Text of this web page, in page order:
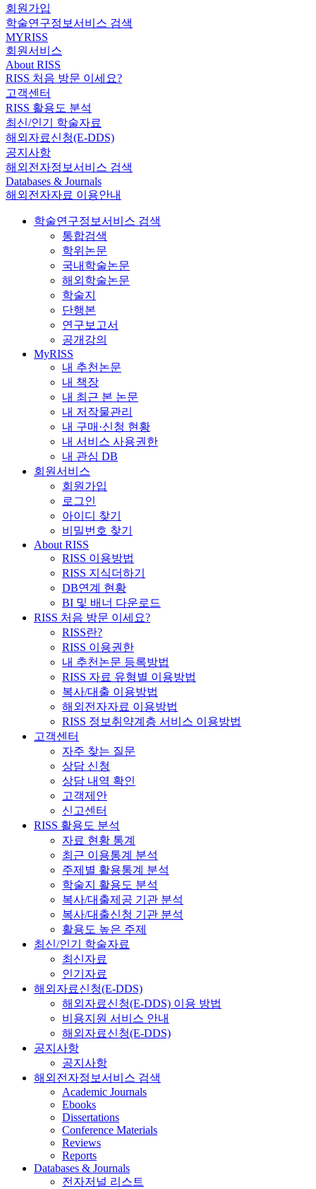
회원가입
학술연구정보서비스 검색
MYRISS
회원서비스
About RISS
RISS 처음 방문 이세요?
고객센터
RISS 활용도 분석
최신/인기 학술자료
해외자료신청(E-DDS)
공지사항
해외전자정보서비스 검색
Databases & Journals
해외전자자료 이용안내
학술연구정보서비스 검색
통합검색
학위논문
국내학술논문
해외학술논문
학술지
단행본
연구보고서
공개강의
MyRISS
내 추천논문
내 책장
내 최근 본 논문
내 저작물관리
내 구매·신청 현황
내 서비스 사용권한
내 관심 DB
회원서비스
회원가입
로그인
아이디 찾기
비밀번호 찾기
About RISS
RISS 이용방법
RISS 지식더하기
DB연계 현황
BI 및 배너 다운로드
RISS 처음 방문 이세요?
RISS란?
RISS 이용권한
내 추천논문 등록방법
RISS 자료 유형별 이용방법
복사/대출 이용방법
해외전자자료 이용방법
RISS 정보취약계층 서비스 이용방법
고객센터
자주 찾는 질문
상담 신청
상담 내역 확인
고객제안
신고센터
RISS 활용도 분석
자료 현황 통계
최근 이용통계 분석
주제별 활용통계 분석
학술지 활용도 분석
복사/대출제공 기관 분석
복사/대출신청 기관 분석
활용도 높은 주제
최신/인기 학술자료
최신자료
인기자료
해외자료신청(E-DDS)
해외자료신청(E-DDS) 이용 방법
비용지원 서비스 안내
해외자료신청(E-DDS)
공지사항
공지사항
해외전자정보서비스 검색
Academic Journals
Ebooks
Dissertations
Conference Materials
Reviews
Reports
Databases & Journals
전자저널 리스트